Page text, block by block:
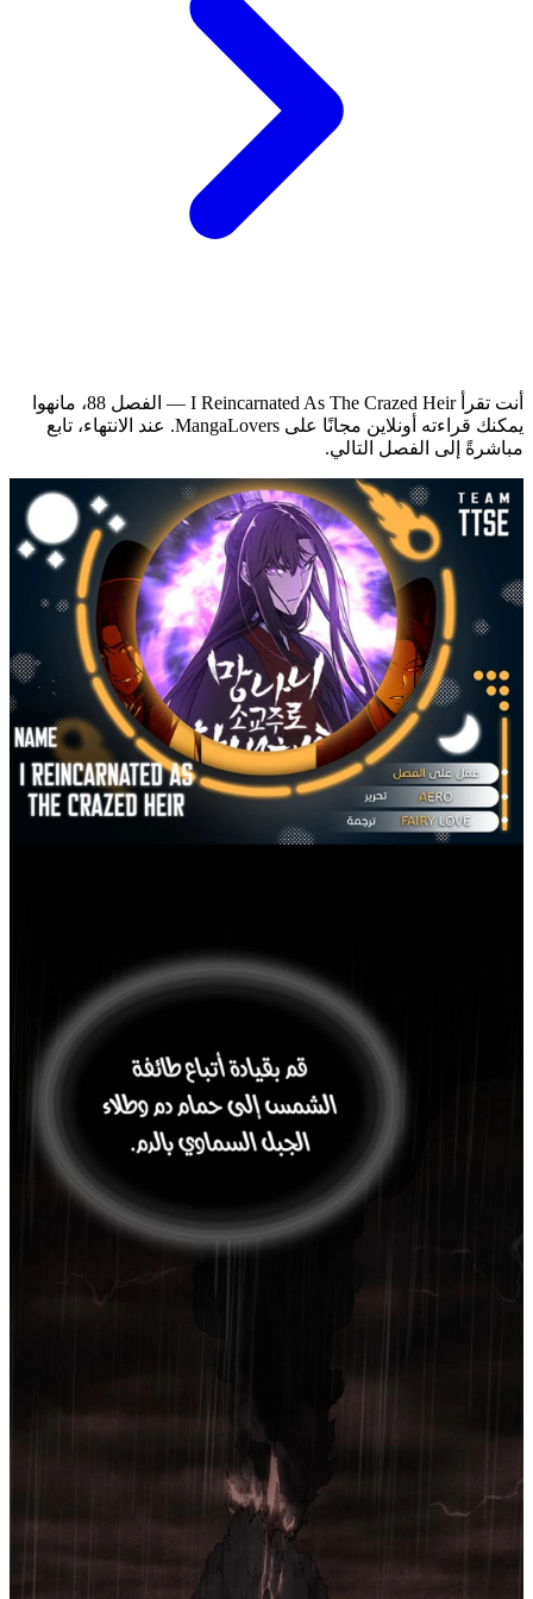
أنت تقرأ I Reincarnated As The Crazed Heir — الفصل 88، مانهوا
يمكنك قراءته أونلاين مجانًا على MangaLovers.
عند الانتهاء، تابع
مباشرةً إلى الفصل التالي.